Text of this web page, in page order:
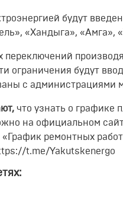
будут
«Хандыга», «Амга»,
переключений
ограничения будут
с администрациями
что узнать о графике
на официальном
ремонтных
t.me/Yakutskenergo